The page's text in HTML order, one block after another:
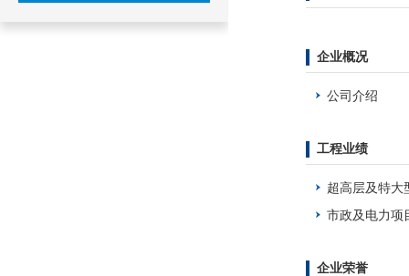
企业概况
公司介绍
工程业绩
超高层及特大
标性项目
市政及电力项
企业荣誉